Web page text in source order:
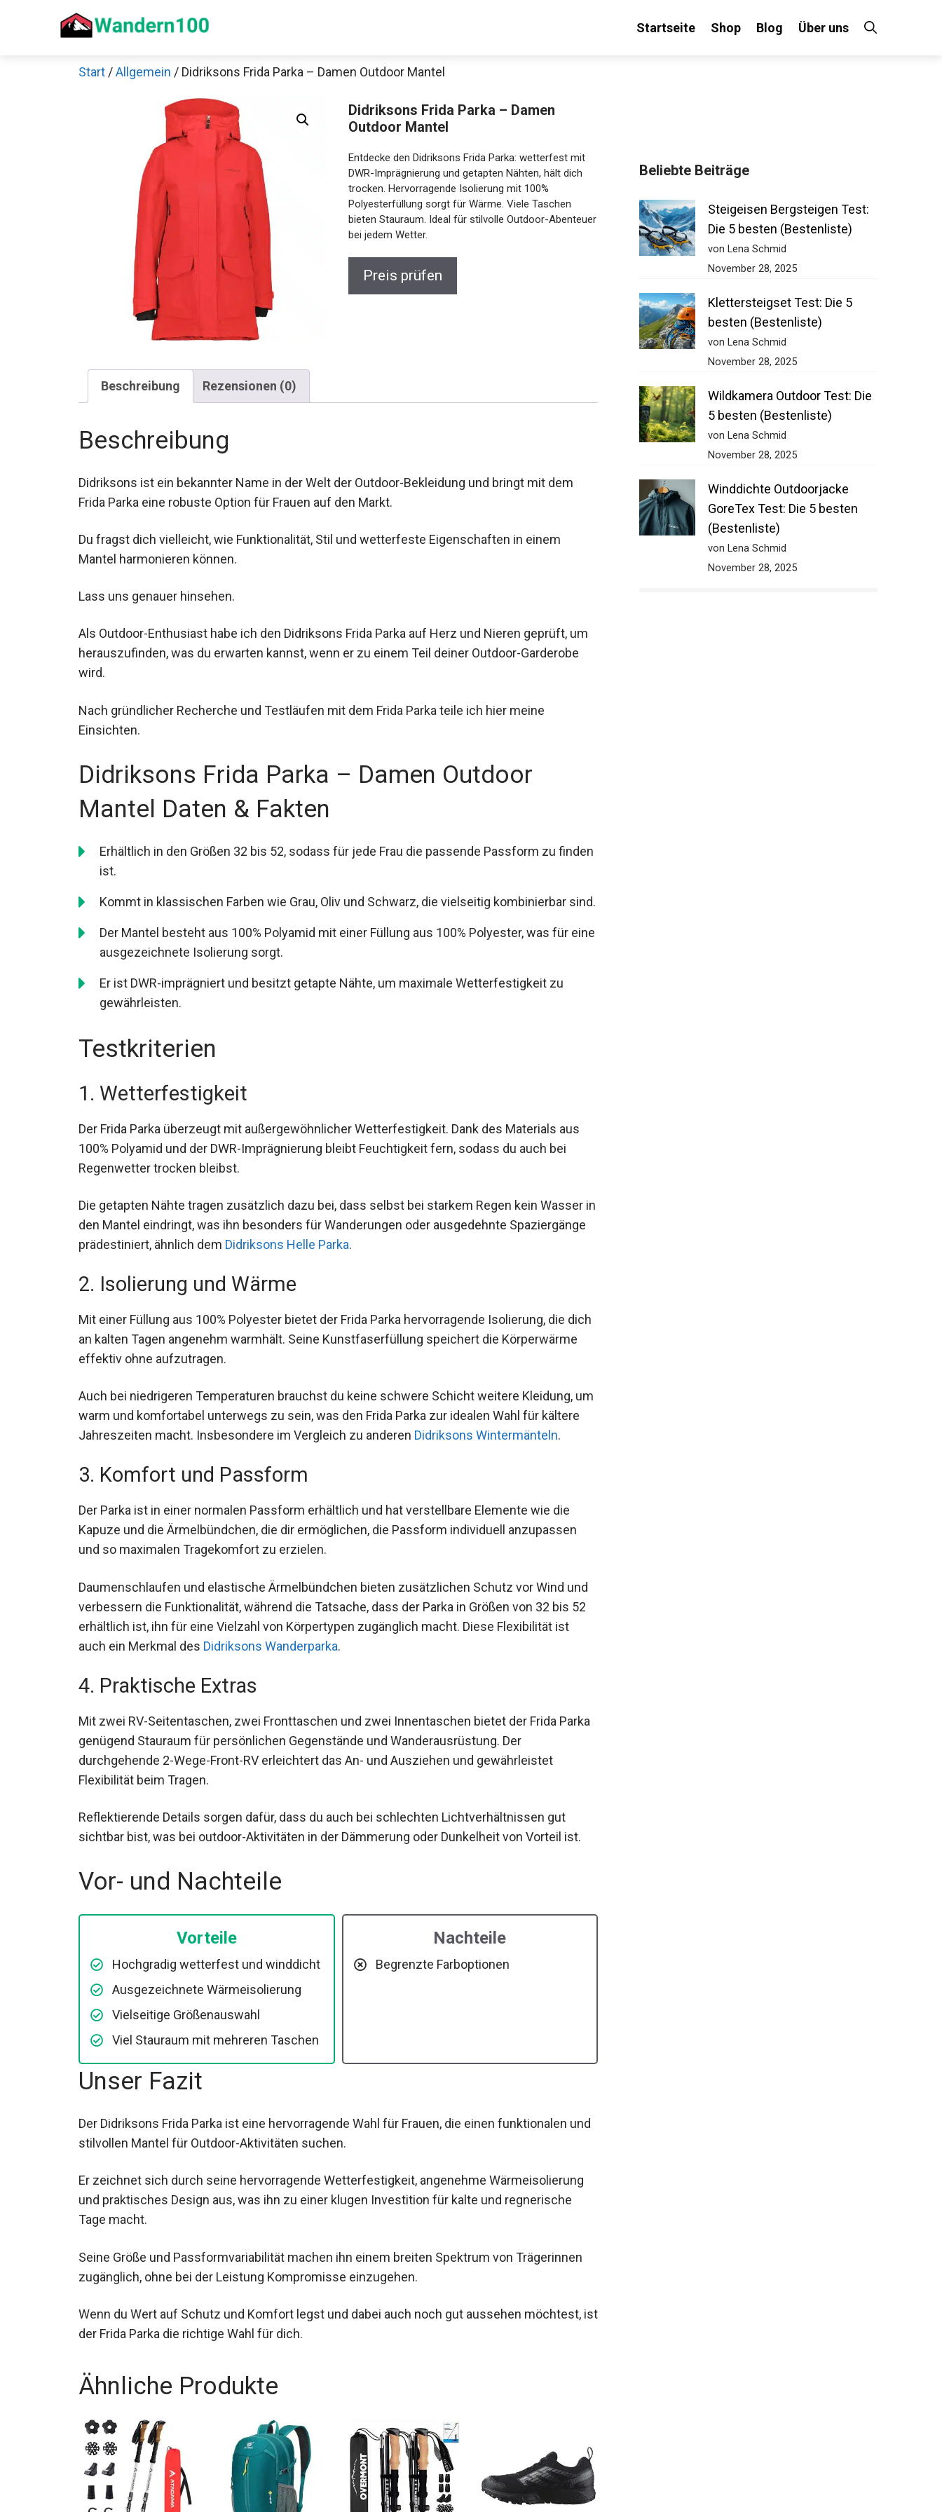
Startseite Shop Blog Über uns
Start /Allgemein / Didriksons Frida Parka – Damen Outdoor Mantel
Didriksons Frida Parka – Damen
Outdoor Mantel
Entdecke den Didriksons Frida Parka: wetterfest mit
DWR-Imprägnierung und getapten Nähten, hält dich
trocken. Hervorragende Isolierung mit 100%
Polyesterfüllung sorgt für Wärme. Viele Taschen
bieten Stauraum. Ideal für stilvolle Outdoor-
Abenteuer bei jedem Wetter.
Preis prüfen
Beschreibung Rezensionen (0)
Beschreibung
Didriksons ist ein bekannter Name in der Welt der Outdoor-Bekleidung und bringt mit dem
Frida Parka eine robuste Option für Frauen auf den Markt.
Du fragst dich vielleicht, wie Funktionalität, Stil und wetterfeste Eigenschaften in einem
Mantel harmonieren können.
Lass uns genauer hinsehen.
Als Outdoor-Enthusiast habe ich den Didriksons Frida Parka auf Herz und Nieren geprüft, um
herauszufinden, was du erwarten kannst, wenn er zu einem Teil deiner Outdoor-Garderobe
wird.
Nach gründlicher Recherche und Testläufen mit dem Frida Parka teile ich hier meine
Einsichten.
Didriksons Frida Parka – Damen Outdoor
Mantel Daten & Fakten
Erhältlich in den Größen 32 bis 52, sodass für jede Frau die passende Passform zu
finden ist.
Kommt in klassischen Farben wie Grau, Oliv und Schwarz, die vielseitig kombinierbar
Der Mantel besteht aus 100% Polyamid mit einer Füllung aus 100% Polyester, was für
Er ist DWR-imprägniert und besitzt getapte Nähte, um maximale Wetterfestigkeit zu
Testkriterien
1. Wetterfestigkeit
Der Frida Parka überzeugt mit außergewöhnlicher Wetterfestigkeit. Dank des Materials aus
100% Polyamid und der DWR-Imprägnierung bleibt Feuchtigkeit fern, sodass du auch bei
Die getapten Nähte tragen zusätzlich dazu bei, dass selbst bei starkem Regen kein Wasser
in den Mantel eindringt, was ihn besonders für Wanderungen oder ausgedehnte
2. Isolierung und Wärme
Mit einer Füllung aus 100% Polyester bietet der Frida Parka hervorragende Isolierung, die
dich an kalten Tagen angenehm warmhält. Seine Kunstfaserfüllung speichert die
Auch bei niedrigeren Temperaturen brauchst du keine schwere Schicht weitere Kleidung,
um warm und komfortabel unterwegs zu sein, was den Frida Parka zur idealen Wahl für
Wintermänteln.
3. Komfort und Passform
Der Parka ist in einer normalen Passform erhältlich und hat verstellbare Elemente wie die
und so maximalen Tragekomfort zu erzielen.
Daumenschlaufen und elastische Ärmelbündchen bieten zusätzlichen Schutz vor Wind und
verbessern die Funktionalität, während die Tatsache, dass der Parka in Größen von 32 bis 52
auch ein Merkmal desDidriksons Wanderparka
4. Praktische Extras
Mit zwei RV-Seitentaschen, zwei Fronttaschen und zwei Innentaschen bietet der Frida Parka
genügend Stauraum für persönlichen Gegenstände und Wanderausrüstung. Der
Flexibilität beim Tragen.
sichtbar bist, was bei outdoor-Aktivitäten in der Dämmerung oder Dunkelheit von Vorteil ist.
Vor- und Nachteile
Vorteile
Hochgradig wetterfest und winddicht
Ausgezeichnete Wärmeisolierung
Viel Stauraum mit mehreren Taschen
Nachteile
Unser Fazit
und stilvollen Mantel für Outdoor-Aktivitäten suchen.
Er zeichnet sich durch seine hervorragende Wetterfestigkeit, angenehme Wärmeisolierung
Tage macht.
zugänglich, ohne bei der Leistung Kompromisse einzugehen.
ist der Frida Parka die richtige Wahl für dich.
Ähnliche Produkte
Beliebte Beiträge
Steigeisen Bergsteigen Test:
Die 5 besten (Bestenliste)
von Lena Schmid
November 28, 2025
Klettersteigset Test: Die 5
besten (Bestenliste)
von Lena Schmid
November 28, 2025
Wildkamera Outdoor Test: Die
5 besten (Bestenliste)
von Lena Schmid
November 28, 2025
Winddichte Outdoorjacke
GoreTex Test: Die 5 besten
(Bestenliste)
von Lena Schmid
November 28, 2025
Decathlon Sale
Schaue dir jetzt die meistverkauften Produkte im Sale bei Decathlon an!
Jetzt anschauen